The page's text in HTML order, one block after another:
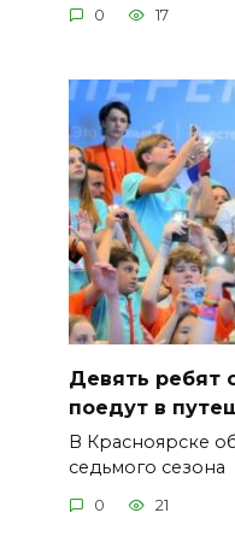
0 17
Девять ребят
поедут в
В Красноярске
седьмого сезона
0 21